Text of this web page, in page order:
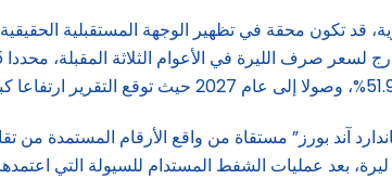
قد تكون محقة في تظهير الوجهة المستقبلية
آند بورز” مستقاة من واقع الأرقام المستمدة من
مليار ليرة، بعد عمليات الشفط المستدام للسيولة